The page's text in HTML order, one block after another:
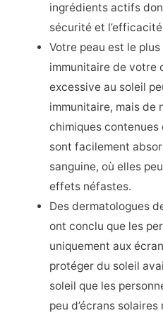
ingrédients actifs
sécurité et
Votre peau est le
immunitaire de votre
excessive au soleil
immunitaire, mais de
chimiques
sont facilement
sanguine, où elles
effets néfastes.
Des dermatologues
ont conclu que les
uniquement aux
protéger du soleil
soleil que les
peu d’écrans